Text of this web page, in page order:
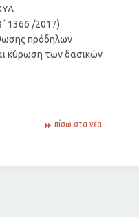
1366 /2017)
πρόδηλων
κύρωση των δασικών
πίσω στα νέα